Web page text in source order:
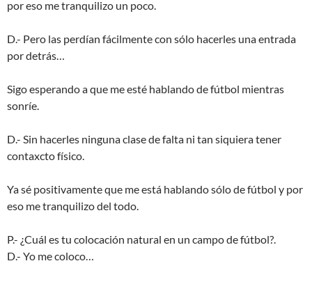
por eso me tranquilizo un poco.
D.- Pero las perdían fácilmente con sólo hacerles una entrada
por detrás…
Sigo esperando a que me esté hablando de fútbol mientras
sonríe.
D.- Sin hacerles ninguna clase de falta ni tan siquiera tener
contaxcto físico.
Ya sé positivamente que me está hablando sólo de fútbol y por
eso me tranquilizo del todo.
P.- ¿Cuál es tu colocación natural en un campo de fútbol?.
D.- Yo me coloco…